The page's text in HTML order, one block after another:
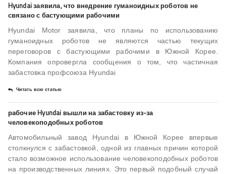
Hyundai заявила, что внедрение гуманоидных роботов не
связано с бастующими рабочими
Hyundai Motor заявила, что планы по использованию
гуманоидных роботов не являются частью текущих
переговоров с бастующими рабочими в Южной Корее.
Компания опровергла сообщения о том, что частичная
забастовка профсоюза Hyundai
Читать всю статью
рабочие Hyundai вышли на забастовку из-за
человекоподобных роботов
Автомобильный завод Hyundai в Южной Корее впервые
столкнулся с забастовкой, одной из главных причин которой
стало возможное использование человекоподобных роботов
на производственных линиях. Это первый подобный случай